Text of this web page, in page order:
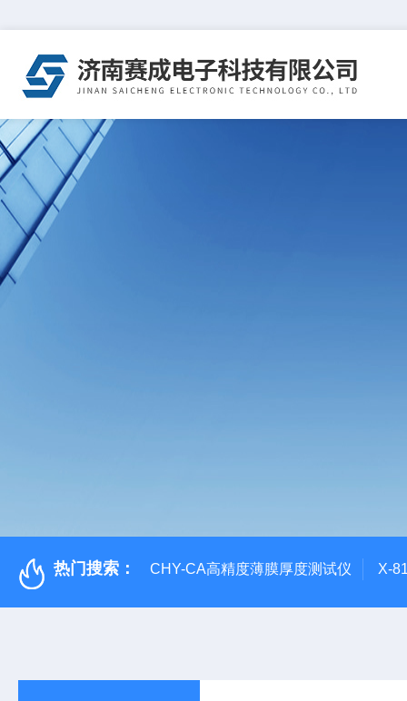
热门搜索： CHY-CA高精度薄膜厚度测试仪 X-